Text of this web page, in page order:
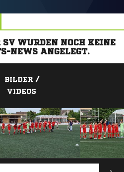
SV WURDEN NOCH KEINE
NEWS ANGELEGT.
BILDER /
VIDEOS
ANZEIGE